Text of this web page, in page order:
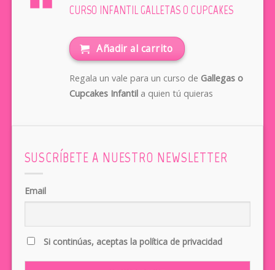
CURSO INFANTIL GALLETAS O CUPCAKES
Añadir al carrito
Regala un vale para un curso de Gallegas o
Cupcakes Infantila quien tú quieras
SUSCRÍBETE A NUESTRO NEWSLETTER
Email
Si continúas, aceptas la política de privacidad